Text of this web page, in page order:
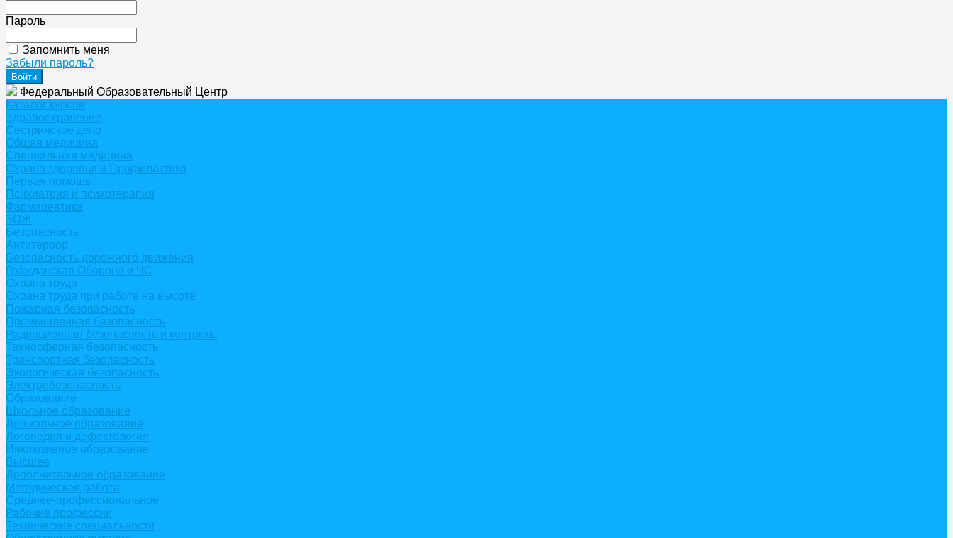
Пароль
Запомнить меня
Забыли пароль?
Федеральный Образовательный Центр
Каталог курсов
Здравоохранение
Сестринское дело
Общая медицина
Специальная медицина
Охрана здоровья и Профилактика
Первая помощь
Психиатрия и психотерапия
Фармацевтика
ЗОЖ
Безопасность
Антитеррор
Безопасность дорожного движения
Гражданская Оборона и ЧС
Охрана труда
Охрана труда при работе на высоте
Пожарная безопасность
Промышленная безопасность
Радиационная безопасность и контроль
Техносферная безопасность
Транспортная безопасность
Экологическая безопасность
Электробезопасность
Образование
Школьное образование
Дошкольное образование
Логопедия и дефектология
Инклюзивное образование
Высшее
Дополнительное образование
Методическая работа
Среднее-профессиональное
Рабочие профессии
Технические специальности